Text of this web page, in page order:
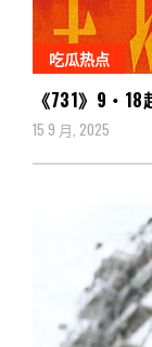
吃瓜热点
《731》
15 9 月, 2025